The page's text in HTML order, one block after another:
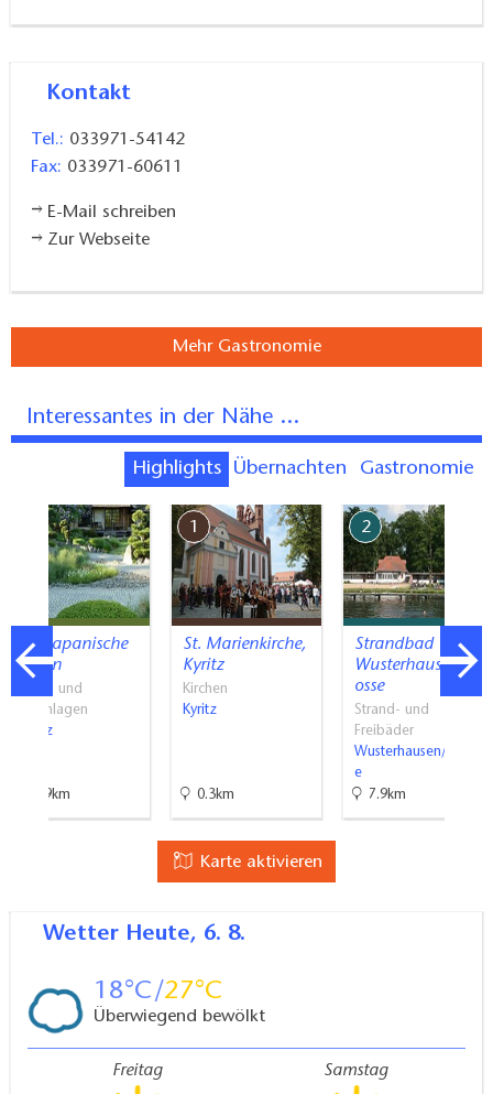
Kontakt
Tel.: 033971-54142
Fax: 033971-60611
E-Mail schreiben
Zur Webseite
Mehr Gastronomie
Interessantes in der Nähe ...
Highlights Übernachten Gastronomie
ROJI Japanische
Gärten
Gärten und
Parkanlagen
Dreetz
21.9km
1
St. Marienkirche,
Kyritz
Kirchen
Kyritz
0.3km
2
Strandbad
Wusterhausen/D
osse
Strand- und
Freibäder
Wusterhausen/Doss
e
7.9km
Karte aktivieren
Wetter Heute, 6. 8.
18 27
Überwiegend bewölkt
Freitag Samstag